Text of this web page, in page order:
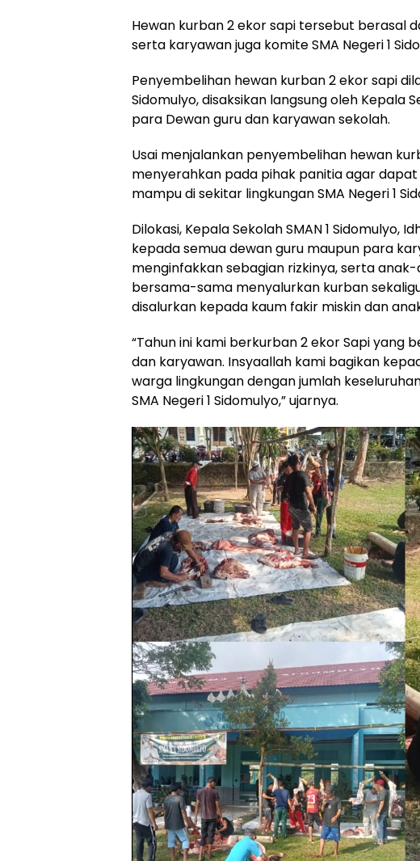
Hewan kurban 2 ekor sapi tersebut berasal
serta karyawan juga komite SMA Negeri 1
Penyembelihan hewan kurban 2 ekor sapi
Sidomulyo, disaksikan langsung oleh Kepala
para Dewan guru dan karyawan sekolah.
Usai menjalankan penyembelihan hewan
menyerahkan pada pihak panitia agar
mampu di sekitar lingkungan SMA Negeri 1
Dilokasi, Kepala Sekolah SMAN 1
kepada semua dewan guru maupun para
menginfakkan sebagian rizkinya, serta anak-
bersama-sama menyalurkan kurban
disalurkan kepada kaum fakir miskin dan
“Tahun ini kami berkurban 2 ekor Sapi yang
dan karyawan. Insyaallah kami bagikan
warga lingkungan dengan jumlah
SMA Negeri 1 Sidomulyo,” ujarnya.